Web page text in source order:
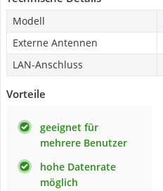
Modell
Externe Antennen
LAN-Anschluss
Vorteile
geeignet für
mehrere Benutzer
hohe Datenrate
möglich